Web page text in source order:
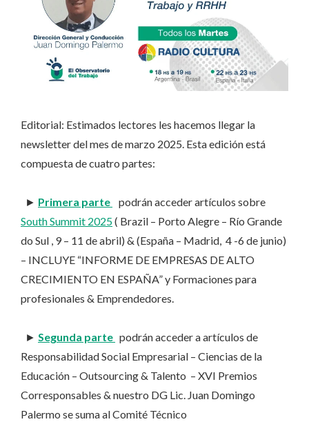
Editorial: Estimados lectores les hacemos llegar la
newsletter del mes de marzo 2025. Esta edición está
compuesta de cuatro partes:
► Primera parte
podrán acceder artículos sobre
South Summit 2025( Brazil – Porto Alegre – Río Grande
do Sul , 9 – 11 de abril) & (España – Madrid, 4 -6 de junio)
– INCLUYE “INFORME DE EMPRESAS DE ALTO
CRECIMIENTO EN ESPAÑA” y Formaciones para
profesionales & Emprendedores.
► Segunda parte podrán acceder a artículos de
Responsabilidad Social Empresarial – Ciencias de la
Educación – Outsourcing & Talento – XVI Premios
Corresponsables & nuestro DG Lic. Juan Domingo
Palermo se suma al Comité Técnico